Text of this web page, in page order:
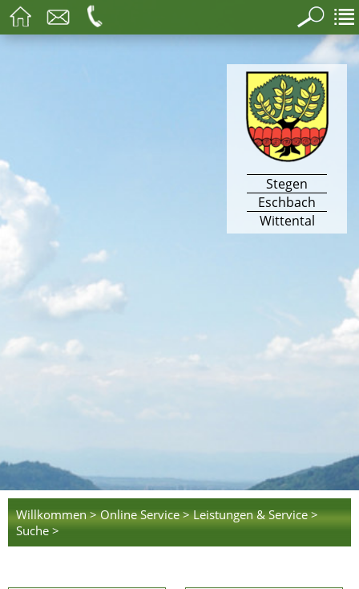
Stegen
Eschbach
Wittental
Willkommen > Online Service > Leistungen & Service >
Suche >